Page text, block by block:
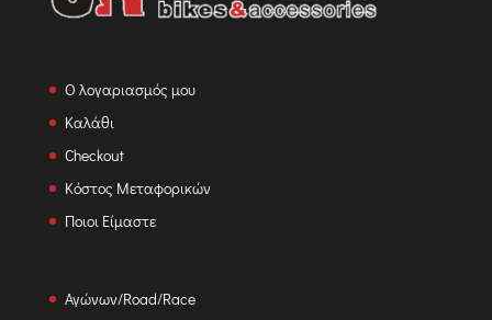
Ο λογαριασμός μου
Καλάθι
Checkout
Κόστος Μεταφορικών
Ποιοι Είμαστε
Αγώνων/Road/Race